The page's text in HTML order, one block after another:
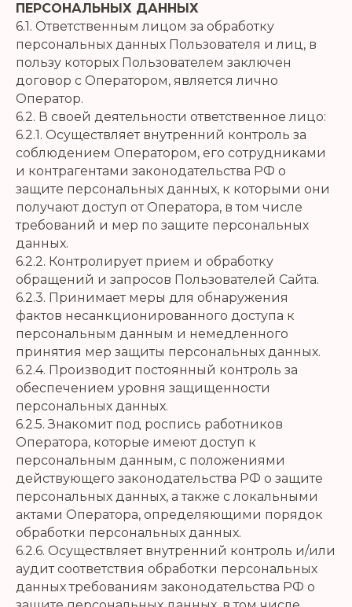
ПЕРСОНАЛЬНЫХ ДАННЫХ
6.1. Ответственным лицом за обработку
персональных данных Пользователя и лиц, в
пользу которых Пользователем заключен
договор с Оператором, является лично
Оператор.
6.2. В своей деятельности ответственное лицо:
6.2.1. Осуществляет внутренний контроль за
соблюдением Оператором, его сотрудниками
и контрагентами законодательства РФ о
защите персональных данных, к которыми они
получают доступ от Оператора, в том числе
требований и мер по защите персональных
данных.
6.2.2. Контролирует прием и обработку
обращений и запросов Пользователей Сайта.
6.2.3. Принимает меры для обнаружения
фактов несанкционированного доступа к
персональным данным и немедленного
принятия мер защиты персональных данных.
6.2.4. Производит постоянный контроль за
обеспечением уровня защищенности
персональных данных.
6.2.5. Знакомит под роспись работников
Оператора, которые имеют доступ к
персональным данным, с положениями
действующего законодательства РФ о защите
персональных данных, а также с локальными
актами Оператора, определяющими порядок
обработки персональных данных.
6.2.6. Осуществляет внутренний контроль и/или
аудит соответствия обработки персональных
данных требованиям законодательства РФ о